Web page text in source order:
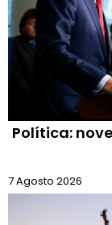
Política:
7 Agosto 2026